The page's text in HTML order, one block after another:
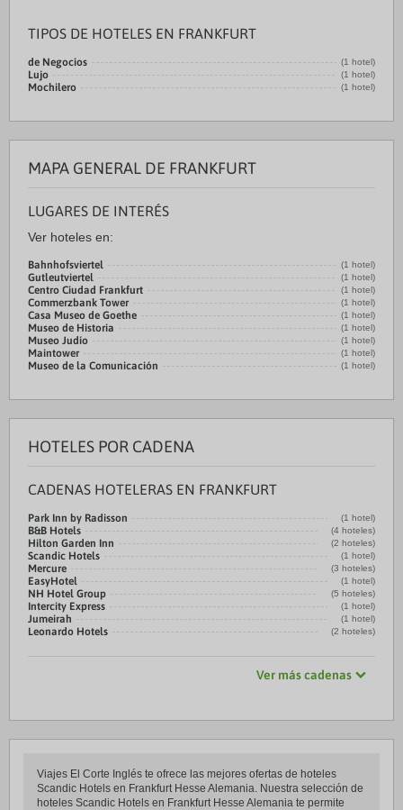
TIPOS DE HOTELES EN FRANKFURT
de Negocios (1 hotel)
Lujo (1 hotel)
Mochilero (1 hotel)
MAPA GENERAL DE FRANKFURT
LUGARES DE INTERÉS
Ver hoteles en:
Bahnhofsviertel (1 hotel)
Gutleutviertel (1 hotel)
Centro Ciudad Frankfurt (1 hotel)
Commerzbank Tower (1 hotel)
Casa Museo de Goethe (1 hotel)
Museo de Historia (1 hotel)
Museo Judío (1 hotel)
Maintower (1 hotel)
Museo de la Comunicación (1 hotel)
HOTELES POR CADENA
CADENAS HOTELERAS EN FRANKFURT
Park Inn by Radisson (1 hotel)
B&B Hotels (4 hoteles)
Hilton Garden Inn (2 hoteles)
Scandic Hotels (1 hotel)
Mercure (3 hoteles)
EasyHotel (1 hotel)
NH Hotel Group (5 hoteles)
Intercity Express (1 hotel)
Jumeirah (1 hotel)
Leonardo Hotels (2 hoteles)
Ver más cadenas
Viajes El Corte Inglés te ofrece las mejores ofertas de hoteles
Scandic Hotels en Frankfurt Hesse Alemania. Nuestra selección de
hoteles Scandic Hotels en Frankfurt Hesse Alemania te permite